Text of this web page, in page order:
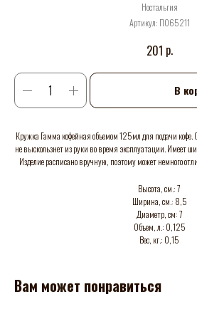
Ностальгия
Артикул: П065211
201 р.
В
Кружка Гамма кофейная объемом 125мл для подачи кофе.
не выскользнет из руки во время эксплуатации. Имеет
Изделие расписано вручную, поэтому может немного
Высота, см.: 7
Ширина, см.: 8,5
Диаметр, см: 7
Объем, л.: 0,125
Вес, кг.: 0,15
Вам может понравиться